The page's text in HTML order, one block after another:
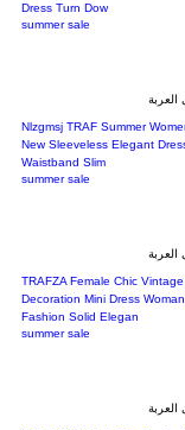
Dress Turn Dow
summer sale
Nlzgmsj TRAF Summer
New Sleeveless Elegant
Waistband Slim
summer sale
TRAFZA Female Chic
Decoration Mini Dress Woman
Fashion Solid Elegan
summer sale